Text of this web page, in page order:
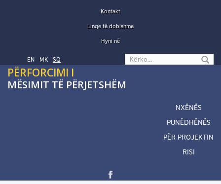
Kontakt
Linqe të dobishme
Hyni në
Search form
EN МК SQ
PËRFORCIMI I
MËSIMIT TË PËRJETSHËM
NXËNËS
PUNËDHËNËS
PËR PROJEKTIN
RISI